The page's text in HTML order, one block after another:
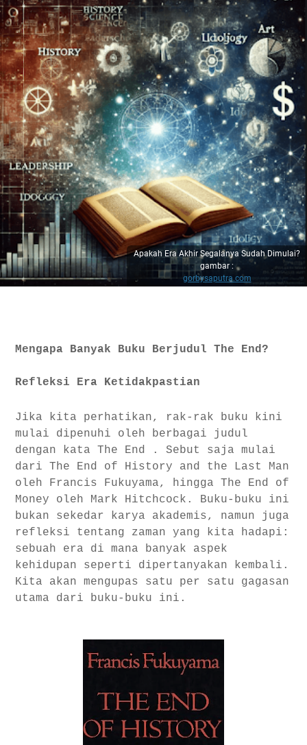
Akhir Sains - John Horgan
Akhir Kepemimpinan - Barbara Kellerman
Akhir Seni - Arthur Danto
Akhir Ideologi - Daniel Bell
Apakah Era Akhir Segalanya Sudah Dimulai?
gambar :
gorbysaputra.com
Mengapa Banyak Buku Berjudul The End?
Refleksi Era Ketidakpastian
Jika kita perhatikan, rak-rak buku kini
mulai dipenuhi oleh berbagai judul
dengan kata The End . Sebut saja mulai
dari The End of History and the Last Man
oleh Francis Fukuyama, hingga The End of
Money oleh Mark Hitchcock. Buku-buku ini
bukan sekedar karya akademis, namun juga
refleksi tentang zaman yang kita hadapi:
sebuah era di mana banyak aspek
kehidupan seperti dipertanyakan kembali.
Kita akan mengupas satu per satu gagasan
utama dari buku-buku ini.